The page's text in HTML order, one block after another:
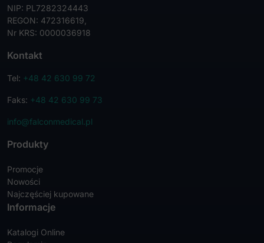
NIP: PL7282324443
REGON: 472316619,
Nr KRS: 0000036918
Kontakt
Tel: +48 42 630 99 72
Faks: +48 42 630 99 73
info@falconmedical.pl
Produkty
Promocje
Nowości
Najczęściej kupowane
Informacje
Katalogi Online